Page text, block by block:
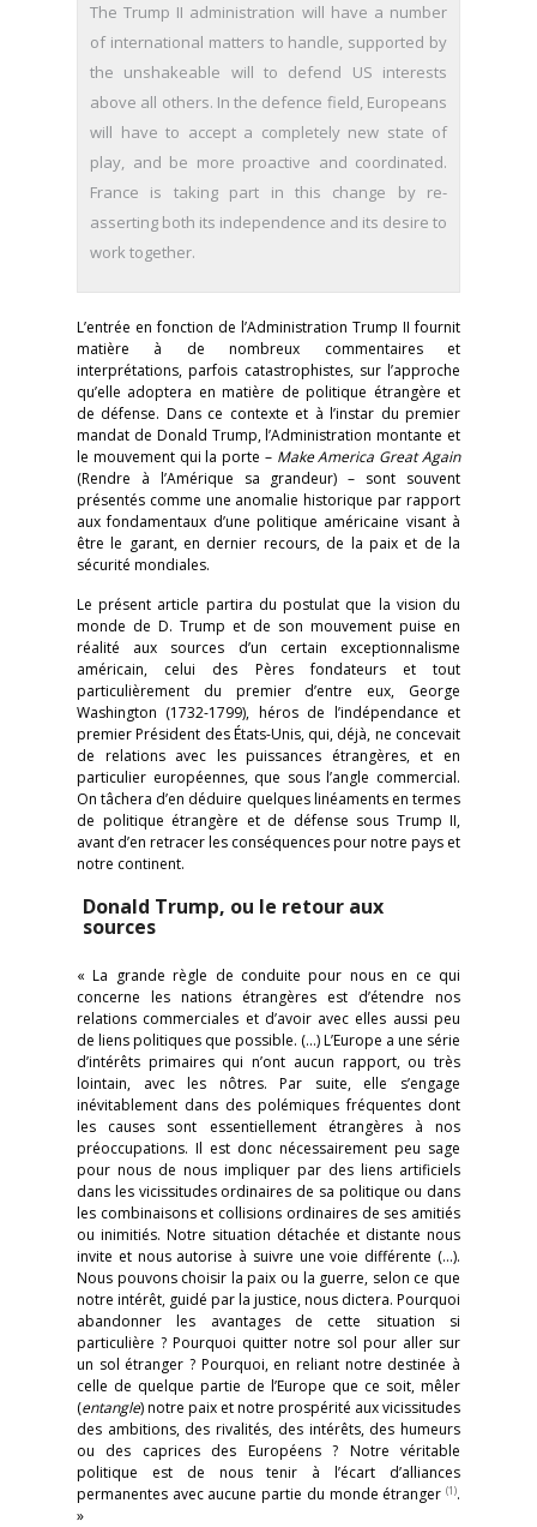
The Trump II administration will have a number
of international matters to handle, supported by
the unshakeable will to defend US interests
above all others. In the defence field, Europeans
will have to accept a completely new state of
play, and be more proactive and coordinated.
France is taking part in this change by re-
asserting both its independence and its desire to
work together.
L’entrée en fonction de l’Administration Trump II fournit
matière à de nombreux commentaires et
interprétations, parfois catastrophistes, sur l’approche
qu’elle adoptera en matière de politique étrangère et
de défense. Dans ce contexte et à l’instar du premier
mandat de Donald Trump, l’Administration montante et
le mouvement qui la porte – Make America Great Again
(Rendre à l’Amérique sa grandeur) – sont souvent
présentés comme une anomalie historique par rapport
aux fondamentaux d’une politique américaine visant à
être le garant, en dernier recours, de la paix et de la
sécurité mondiales.
Le présent article partira du postulat que la vision du
monde de D. Trump et de son mouvement puise en
réalité aux sources d’un certain exceptionnalisme
américain, celui des Pères fondateurs et tout
particulièrement du premier d’entre eux, George
Washington (1732-1799), héros de l’indépendance et
premier Président des États-Unis, qui, déjà, ne concevait
de relations avec les puissances étrangères, et en
particulier européennes, que sous l’angle commercial.
On tâchera d’en déduire quelques linéaments en termes
de politique étrangère et de défense sous Trump II,
avant d’en retracer les conséquences pour notre pays et
notre continent.
Donald Trump, ou le retour aux
sources
« La grande règle de conduite pour nous en ce qui
concerne les nations étrangères est d’étendre nos
relations commerciales et d’avoir avec elles aussi peu
de liens politiques que possible. (…) L’Europe a une série
d’intérêts primaires qui n’ont aucun rapport, ou très
lointain, avec les nôtres. Par suite, elle s’engage
inévitablement dans des polémiques fréquentes dont
les causes sont essentiellement étrangères à nos
préoccupations. Il est donc nécessairement peu sage
pour nous de nous impliquer par des liens artificiels
dans les vicissitudes ordinaires de sa politique ou dans
les combinaisons et collisions ordinaires de ses amitiés
ou inimitiés. Notre situation détachée et distante nous
invite et nous autorise à suivre une voie différente (…).
Nous pouvons choisir la paix ou la guerre, selon ce que
notre intérêt, guidé par la justice, nous dictera. Pourquoi
abandonner les avantages de cette situation si
particulière ? Pourquoi quitter notre sol pour aller sur
un sol étranger ? Pourquoi, en reliant notre destinée à
celle de quelque partie de l’Europe que ce soit, mêler
(entangle) notre paix et notre prospérité aux vicissitudes
des ambitions, des rivalités, des intérêts, des humeurs
ou des caprices des Européens ? Notre véritable
politique est de nous tenir à l’écart d’alliances
permanentes avec aucune partie du monde étranger (1).
»